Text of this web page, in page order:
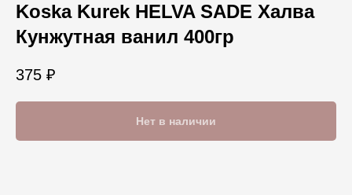
Koska Kurek HELVA SADE Халва
Кунжутная ванил 400гр
375 ₽
Нет в наличии